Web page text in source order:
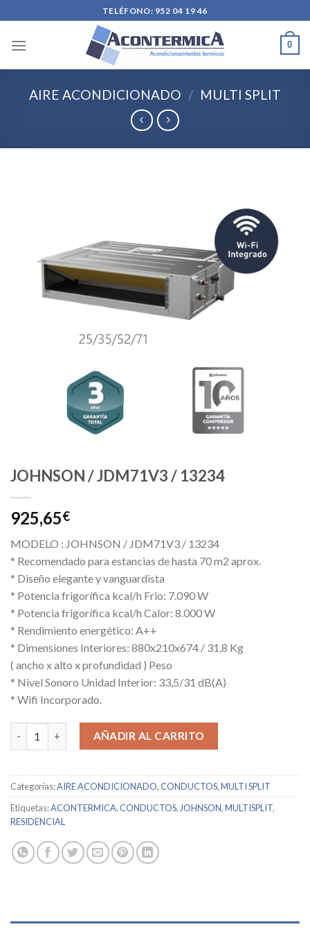
to
content
TELÉFONO: 952 04 19 46
0
AIRE ACONDICIONADO / MULTI SPLIT
JOHNSON / JDM71V3 / 13234
925,65€
MODELO : JOHNSON / JDM71V3 / 13234
* Recomendado para estancias de hasta 70 m2 aprox.
* Diseño elegante y vanguardista
* Potencia frigorífica kcal/h Frio: 7.090 W
* Potencia frigorífica kcal/h Calor: 8.000 W
* Rendimiento energético: A++
* Dimensiones Interiores: 880x210x674 / 31,8 Kg
( ancho x alto x profundidad ) Peso
* Nivel Sonoro Unidad Interior: 33,5/31 dB(A)
* Wifi Incorporado.
JOHNSON / JDM71V3 / 13234 cantidad
AÑADIR AL CARRITO
Categorías:AIRE ACONDICIONADO,CONDUCTOS,MULTI SPLIT
Etiquetas:ACONTERMICA,CONDUCTOS,JOHNSON,MULTISPLIT,
RESIDENCIAL